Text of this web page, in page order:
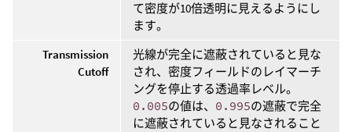
て密度が10倍透明に見えるようにし
ます。
Transmission
Cutoff
光線が完全に遮蔽されていると見な
され、密度フィールドのレイマーチ
ングを停止する透過率レベル。
0.005の値は、 0.995の遮蔽で完全
に遮蔽されていると見なされること